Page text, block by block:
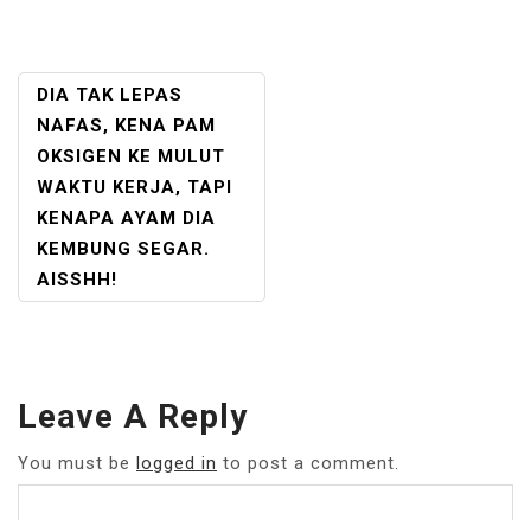
POST
NAVIGATION
DIA TAK LEPAS
NAFAS, KENA PAM
OKSIGEN KE MULUT
WAKTU KERJA, TAPI
KENAPA AYAM DIA
KEMBUNG SEGAR.
AISSHH!
Leave A Reply
You must be logged in to post a comment.